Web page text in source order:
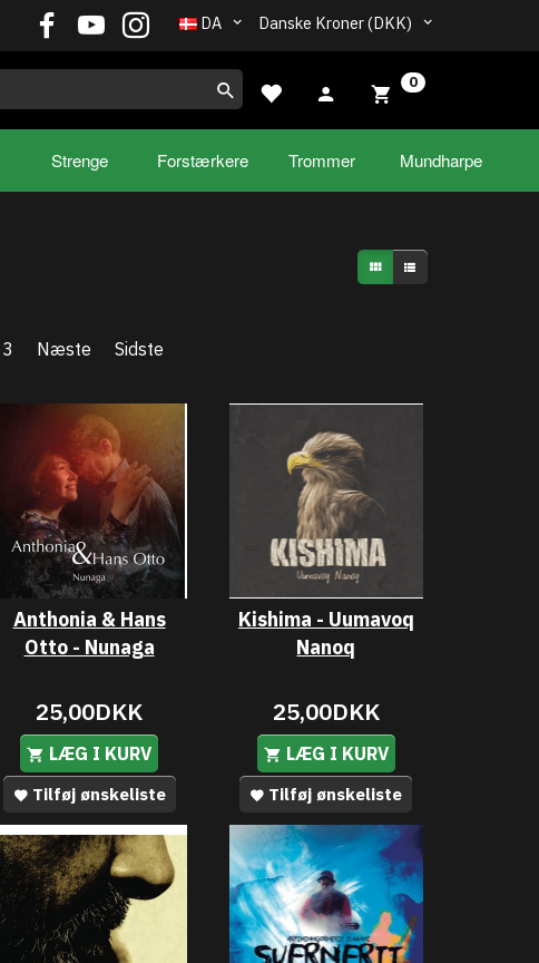
Danske Kroner (DKK)
DA
0
Strenge Forstærkere Trommer Mundharpe
3 Næste Sidste
Anthonia & Hans
Otto - Nunaga
25,00DKK
LÆG I KURV
Tilføj ønskeliste
Kishima - Uumavoq
Nanoq
25,00DKK
LÆG I KURV
Tilføj ønskeliste